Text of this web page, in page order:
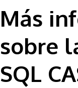
Más
sobre
SQL